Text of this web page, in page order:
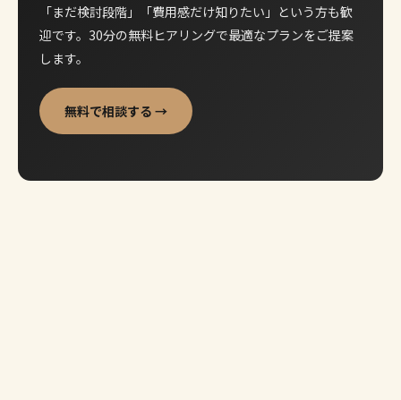
「まだ検討段階」「費用感だけ知りたい」という方も歓
迎です。30分の無料ヒアリングで最適なプランをご提案
します。
無料で相談する →